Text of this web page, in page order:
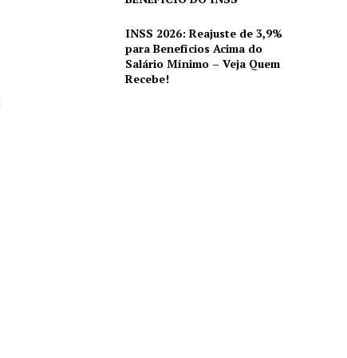
INSS 2026: Reajuste de 3,9%
para Benefícios Acima do
Salário Mínimo – Veja Quem
Recebe!